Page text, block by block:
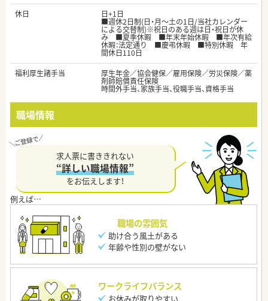
休日
日+1日
■週休2日制(日・月～土の1日/当社カレンダー
による交替制)※祝日のある週は日・祝日が休
み ■夏季休暇 ■年末年始休暇 ■年次有給
休暇：法定通り ■慶弔休暇 ■特別休暇 年
間休日110日
福利厚生諸手当
厚生年金／協会健保／雇用保険／労災保険／薬
剤師賠償責任保険
時間外手当、家族手当、役職手当、資格手当
職場情報
求人票に書ききれない
“詳しい職場情報”
をお伝えします！
職場の雰囲気
助け合う風土がある
年齢や性別の壁がない
ワークライフバランス
お休みが取りやすい